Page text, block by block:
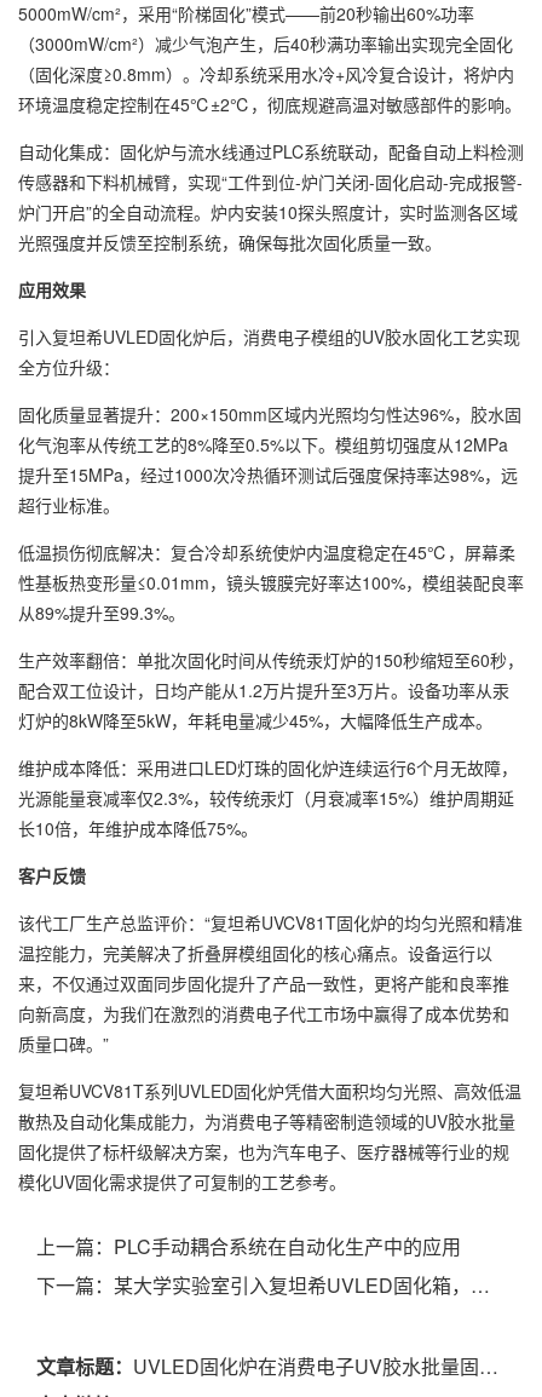
5000mW/cm²，采用“阶梯固化”模式——前20秒输出60%功率
（3000mW/cm²）减少气泡产生，后40秒满功率输出实现完全固化
（固化深度≥0.8mm）。冷却系统采用水冷+风冷复合设计，将炉内
环境温度稳定控制在45℃±2℃，彻底规避高温对敏感部件的影响。
自动化集成：固化炉与流水线通过PLC系统联动，配备自动上料检测
传感器和下料机械臂，实现“工件到位-炉门关闭-固化启动-完成报警-
炉门开启”的全自动流程。炉内安装10探头照度计，实时监测各区域
光照强度并反馈至控制系统，确保每批次固化质量一致。
应用效果
引入复坦希UVLED固化炉后，消费电子模组的UV胶水固化工艺实现
全方位升级：
固化质量显著提升：200×150mm区域内光照均匀性达96%，胶水固
化气泡率从传统工艺的8%降至0.5%以下。模组剪切强度从12MPa
提升至15MPa，经过1000次冷热循环测试后强度保持率达98%，远
超行业标准。
低温损伤彻底解决：复合冷却系统使炉内温度稳定在45℃，屏幕柔
性基板热变形量≤0.01mm，镜头镀膜完好率达100%，模组装配良率
从89%提升至99.3%。
生产效率翻倍：单批次固化时间从传统汞灯炉的150秒缩短至60秒，
配合双工位设计，日均产能从1.2万片提升至3万片。设备功率从汞
灯炉的8kW降至5kW，年耗电量减少45%，大幅降低生产成本。
维护成本降低：采用进口LED灯珠的固化炉连续运行6个月无故障，
光源能量衰减率仅2.3%，较传统汞灯（月衰减率15%）维护周期延
长10倍，年维护成本降低75%。
客户反馈
该代工厂生产总监评价：“复坦希UVCV81T固化炉的均匀光照和精准
温控能力，完美解决了折叠屏模组固化的核心痛点。设备运行以
来，不仅通过双面同步固化提升了产品一致性，更将产能和良率推
向新高度，为我们在激烈的消费电子代工市场中赢得了成本优势和
质量口碑。”
复坦希UVCV81T系列UVLED固化炉凭借大面积均匀光照、高效低温
散热及自动化集成能力，为消费电子等精密制造领域的UV胶水批量
固化提供了标杆级解决方案，也为汽车电子、医疗器械等行业的规
模化UV固化需求提供了可复制的工艺参考。
上一篇： PLC手动耦合系统在自动化生产中的应用
下一篇： 某大学实验室引入复坦希UVLED固化箱，实现高精度光固化实验
文章标题： UVLED固化炉在消费电子UV胶水批量固化中的应用案例